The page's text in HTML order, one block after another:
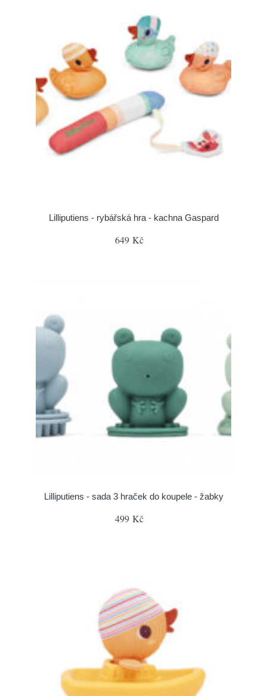
Lilliputiens - rybářská hra - kachna Gaspard
649 Kč
Lilliputiens - sada 3 hraček do koupele - žabky
499 Kč